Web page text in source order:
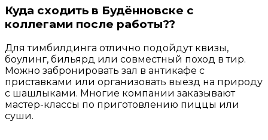
Куда сходить в Будённовске с
коллегами после работы??
Для тимбилдинга отлично подойдут квизы,
боулинг, бильярд или совместный поход в тир.
Можно забронировать зал в антикафе с
приставками или организовать выезд на природу
с шашлыками. Многие компании заказывают
мастер-классы по приготовлению пиццы или
суши.